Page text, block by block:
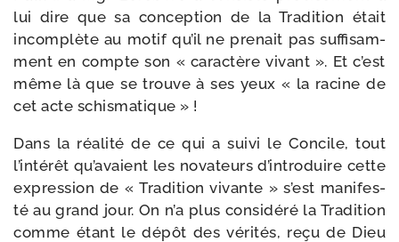
lui dire que sa concep­tion de la Tradition était
incom­plète au motif qu’il ne pre­nait pas suf­fi­sam­
ment en compte son « carac­tère vivant ». Et c’est
même là que se trouve à ses yeux « la racine de
cet acte schismatique » !
Dans la réa­li­té de ce qui a sui­vi le Concile, tout
l’in­té­rêt qu’a­vaient les nova­teurs d’in­tro­duire cette
expres­sion de « Tradition vivante » s’est mani­fes­
té au grand jour. On n’a plus consi­dé­ré la Tradition
comme étant le dépôt des véri­tés, reçu de Dieu